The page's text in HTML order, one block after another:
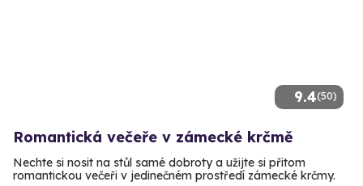
9.4(50)
Romantická večeře v zámecké krčmě
Nechte si nosit na stůl samé dobroty a užijte si přitom
romantickou večeři v jedinečném prostředí zámecké krčmy.